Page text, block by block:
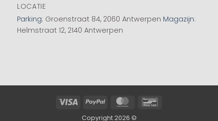
LOCATIE
Parking: Groenstraat 84, 2060 Antwerpen Magazijn:
Helmstraat 12, 2140 Antwerpen
Visa PayPal MasterCard
Copyright 2026 ©